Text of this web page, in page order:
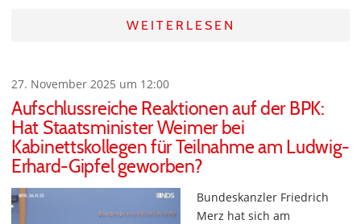
WEITERLESEN
27. November 2025 um 12:00
Aufschlussreiche Reaktionen auf der BPK:
Hat Staatsminister Weimer bei
Kabinettskollegen für Teilnahme am Ludwig-
Erhard-Gipfel geworben?
Bundeskanzler Friedrich
Merz hat sich am